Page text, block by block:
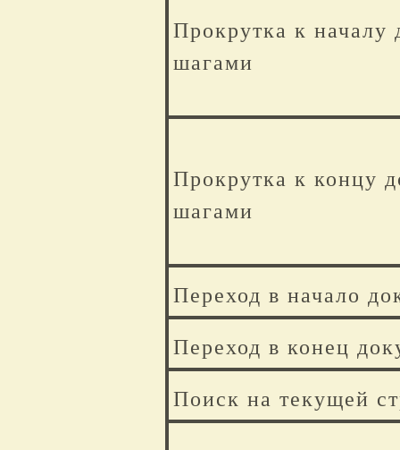
Прокрутка к
шагами
Прокрутка к концу
шагами
Переход в начало
Переход в конец
Поиск на текущей